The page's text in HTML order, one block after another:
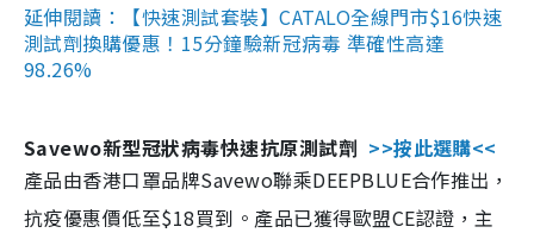
延伸閱讀：【快速測試套裝】CATALO全線門市$16快速
測試劑換購優惠！15分鐘驗新冠病毒 準確性高達
98.26%
Savewo新型冠狀病毒快速抗原測試劑 >>按此選購<<
產品由香港口罩品牌Savewo聯乘DEEPBLUE合作推出，
抗疫優惠價低至$18買到。產品已獲得歐盟CE認證，主